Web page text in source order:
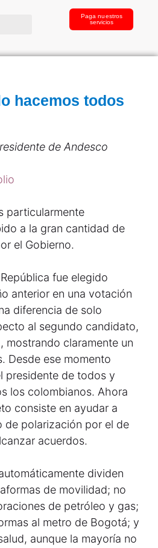
Paga nuestros
servicios
hacemos todos
de Andesco
particularmente
a la gran cantidad de
el Gobierno.
fue elegido
anterior en una votación
diferencia de solo
al segundo candidato,
mostrando claramente un
Desde ese momento
presidente de todos y
los colombianos. Ahora
consiste en ayudar a
de polarización por el de
acuerdos.
dividen
de movilidad; no
de petróleo y gas;
al metro de Bogotá; y
aunque la mayoría no